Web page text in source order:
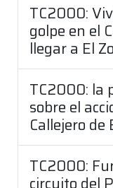
TC2000:
golpe en el
llegar a El
TC2000: la
sobre el
Callejero de
TC2000: